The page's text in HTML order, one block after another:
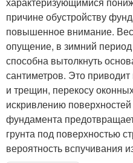
причине обустройству
повышенное внимание.
опущение, в зимний
способна вытолкнуть
сантиметров. Это
и трещин, перекосу
искривлению
фундамента
грунта под поверхностью
вероятность вспучивания